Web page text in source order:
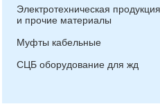
Электротехническая продукция
и прочие материалы
Муфты кабельные
СЦБ оборудование для жд